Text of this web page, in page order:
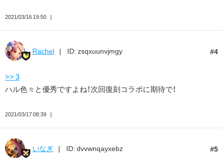
2021/03/16 19:50
4
Rachel ID: zsqxuunvjmgy
>> 3
ハル色々と優秀ですよね！次回復刻コラボに期待で！
2021/03/17 08:39
5
いなぎ ID: dvvwnqayxebz